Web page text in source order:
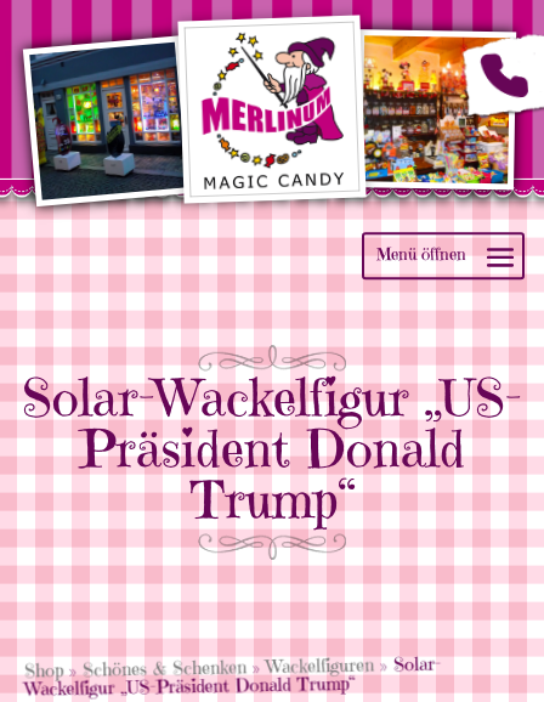
Solar-Wackelfigur „US-
Präsident Donald
Trump“
Shop»Schönes & Schenken »Wackelfiguren» Solar-
Wackelfigur „US-Präsident Donald Trump“